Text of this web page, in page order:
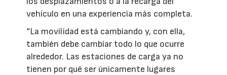
vehículo en una experiencia más completa.
“La movilidad está cambiando y, con ella,
también debe cambiar todo lo que ocurre
alrededor. Las estaciones de carga ya no
tienen por qué ser únicamente lugares